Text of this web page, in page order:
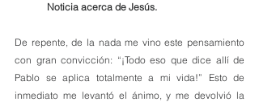
Noticia acerca de Jesús.
De repente, de la nada me vino este pensamiento
con gran convicción: “¡Todo eso que dice allí de
Pablo se aplica totalmente a mi vida!” Esto de
inmediato me levantó el ánimo, y me devolvió la